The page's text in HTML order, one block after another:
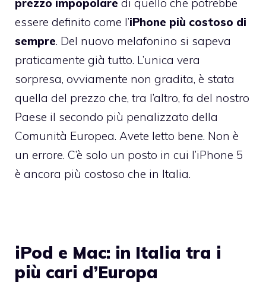
essere definito come l’iPhone più costoso di
sempre. Del nuovo melafonino si sapeva
praticamente già tutto. L’unica vera
sorpresa, ovviamente non gradita, è stata
quella del prezzo che, tra l’altro, fa del nostro
Paese il secondo più penalizzato della
Comunità Europea. Avete letto bene. Non è
un errore. C’è solo un posto in cui l’iPhone 5
è ancora più costoso che in Italia.
iPod e Mac: in Italia tra i
più cari d’Europa